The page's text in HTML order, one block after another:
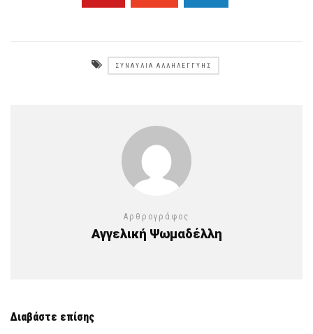
ΣΥΝΑΥΛΊΑ ΑΛΛΗΛΕΓΓΎΗΣ
Αρθρογράφος
Αγγελική Ψωμαδέλλη
Διαβάστε επίσης